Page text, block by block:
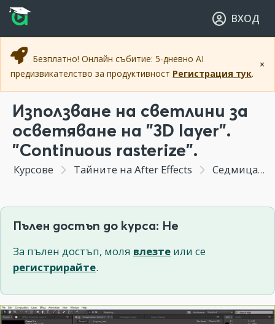
Прескочи към основното съдържание
Прескочи към навигацията
ВХОД
×
Безплатно! Онлайн събитие: 5-дневно AI
предизвикателство за продуктивност Регистрация тук.
Използване на светлини за
осветяване на "3D layer".
"Continuous rasterize".
Курсове Тайните на After Effects Седмица 7 - Създаване на кратка анимация на лого 3D пространството на After Effects.
Пълен достъп до курса: Не
За пълен достъп, моля влезте или се
регистрирайте.